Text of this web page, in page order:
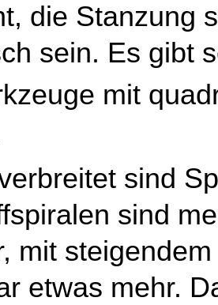
die Stanzung
sein. Es gibt
mit
sind
sind
mit
etwas mehr.